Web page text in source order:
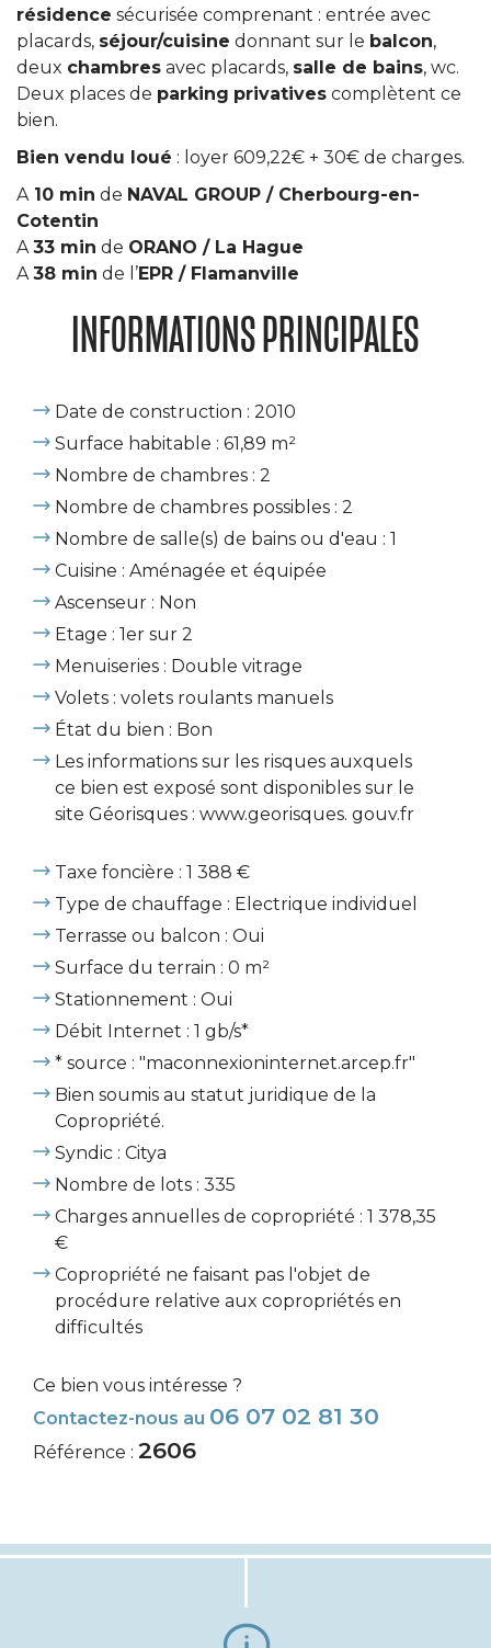
résidence sécurisée comprenant : entrée avec
placards, séjour/cuisine donnant sur le balcon,
deux chambres avec placards, salle de bains, wc.
Deux places de parking privatives complètent ce
bien.
Bien vendu loué : loyer 609,22€ + 30€ de charges.
A 10 min de NAVAL GROUP / Cherbourg-en-
Cotentin
A 33 min de ORANO / La Hague
A 38 min de l’EPR / Flamanville
INFORMATIONS PRINCIPALES
Date de construction : 2010
Surface habitable : 61,89 m²
Nombre de chambres : 2
Nombre de chambres possibles : 2
Nombre de salle(s) de bains ou d'eau : 1
Cuisine : Aménagée et équipée
Ascenseur : Non
Etage : 1er sur 2
Menuiseries : Double vitrage
Volets : volets roulants manuels
État du bien : Bon
Les informations sur les risques auxquels
ce bien est exposé sont disponibles sur le
site Géorisques : www.georisques. gouv.fr
Taxe foncière : 1 388 €
Type de chauffage : Electrique individuel
Terrasse ou balcon : Oui
Surface du terrain : 0 m²
Stationnement : Oui
Débit Internet : 1 gb/s*
* source : "maconnexioninternet.arcep.fr"
Bien soumis au statut juridique de la
Copropriété.
Syndic : Citya
Nombre de lots : 335
Charges annuelles de copropriété : 1 378,35
€
Copropriété ne faisant pas l'objet de
procédure relative aux copropriétés en
difficultés
Ce bien vous intéresse ?
Contactez-nous au 06 07 02 81 30
Référence : 2606